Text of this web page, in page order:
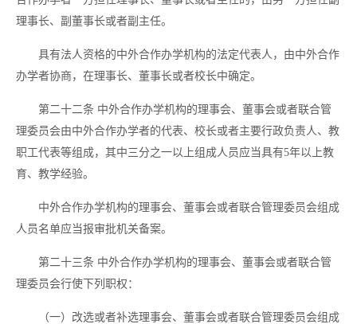
理事长、副董事长或者副主任。
具有法人资格的中外合作办学机构的法定代表人，由中外合作
办学者协商，在理事长、董事长或者校长中确定。
第二十二条 中外合作办学机构的理事会、董事会或者联合管
理委员会由中外合作办学者的代表、校长或者主要行政负责人、教
职工代表等组成，其中三分之一以上组成人员应当具有5年以上教
育、教学经验。
中外合作办学机构的理事会、董事会或者联合管理委员会组成
人员名单应当报审批机关备案。
第二十三条 中外合作办学机构的理事会、董事会或者联合管
理委员会行使下列职权：
（一）改选或者补选理事会、董事会或者联合管理委员会组成